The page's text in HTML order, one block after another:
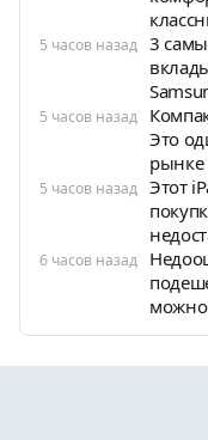
5 часов назад 3
5 часов назад
Это
рынке
5 часов назад Этот
6 часов назад
можно